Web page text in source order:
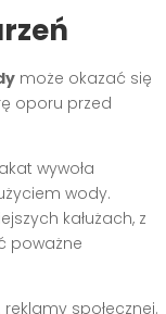
może okazać się
oporu przed
wywoła
wody.
kałużach, z
poważne
społecznej.